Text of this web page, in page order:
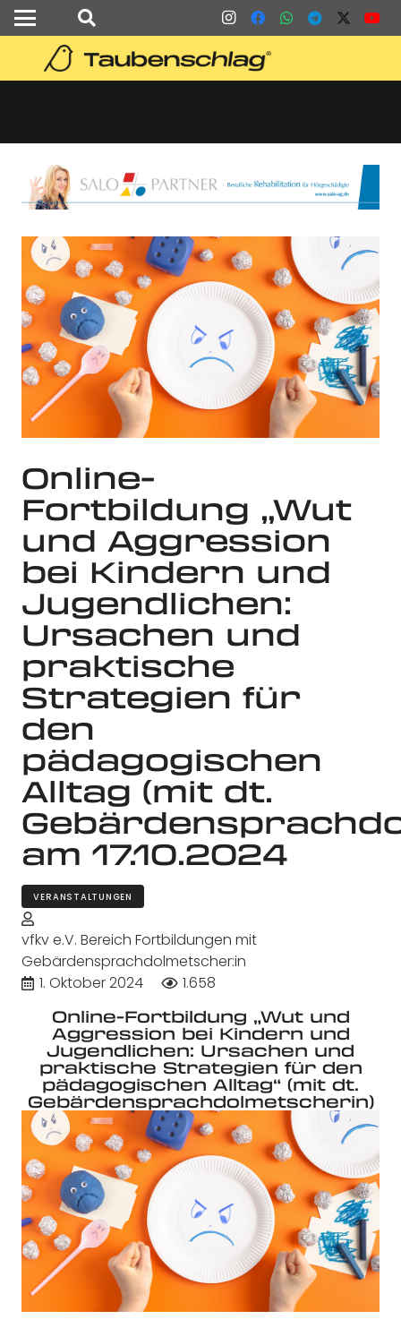
Online-
Fortbildung „Wut
und Aggression
bei Kindern und
Jugendlichen:
Ursachen und
praktische
Strategien für
den
pädagogischen
Alltag (mit dt.
am 17.10.2024
VERANSTALTUNGEN
vfkv e.V. Bereich Fortbildungen mit
Gebärdensprachdolmetscher:in
1. Oktober 2024
1.658
Online-Fortbildung „Wut und
Aggression bei Kindern und
Jugendlichen: Ursachen und
praktische Strategien für den
pädagogischen Alltag“ (mit dt.
Gebärdensprachdolmetscherin)